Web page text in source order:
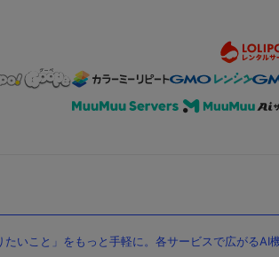
たいこと」をもっと手軽に。各サービスで広がるAI